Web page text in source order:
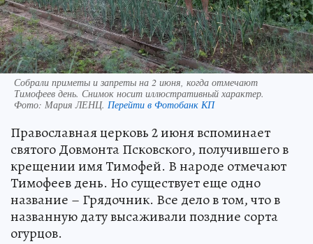
Собрали приметы и запреты на 2 июня, когда отмечают
Тимофеев день. Снимок носит иллюстративный характер.
Фото: Мария ЛЕНЦ. Перейти в Фотобанк КП
Православная церковь 2 июня вспоминает
святого Довмонта Псковского, получившего в
крещении имя Тимофей. В народе отмечают
Тимофеев день. Но существует еще одно
название – Грядочник. Все дело в том, что в
названную дату высаживали поздние сорта
огурцов.